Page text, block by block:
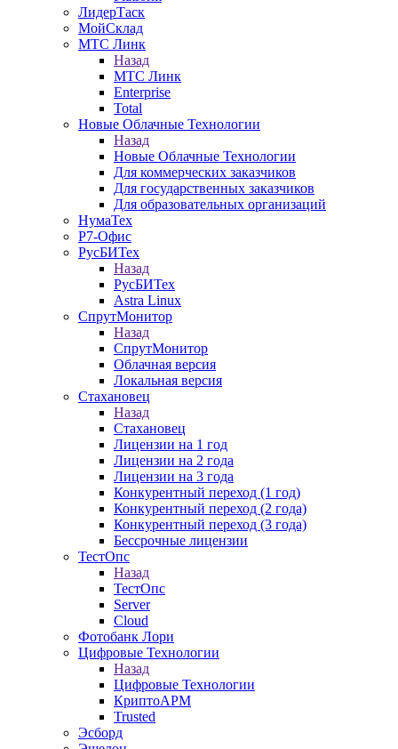
ЛидерТаск
МойСклад
МТС Линк
Назад
МТС Линк
Enterprise
Total
Новые Облачные Технологии
Назад
Новые Облачные Технологии
Для коммерческих заказчиков
Для государственных заказчиков
Для образовательных организаций
НумаТех
Р7-Офис
РусБИТех
Назад
РусБИТех
Astra Linux
СпрутМонитор
Назад
СпрутМонитор
Облачная версия
Локальная версия
Стахановец
Назад
Стахановец
Лицензии на 1 год
Лицензии на 2 года
Лицензии на 3 года
Конкурентный переход (1 год)
Конкурентный переход (2 года)
Конкурентный переход (3 года)
Бессрочные лицензии
ТестОпс
Назад
ТестОпс
Server
Cloud
Фотобанк Лори
Цифровые Технологии
Назад
Цифровые Технологии
КриптоАРМ
Trusted
Эсборд